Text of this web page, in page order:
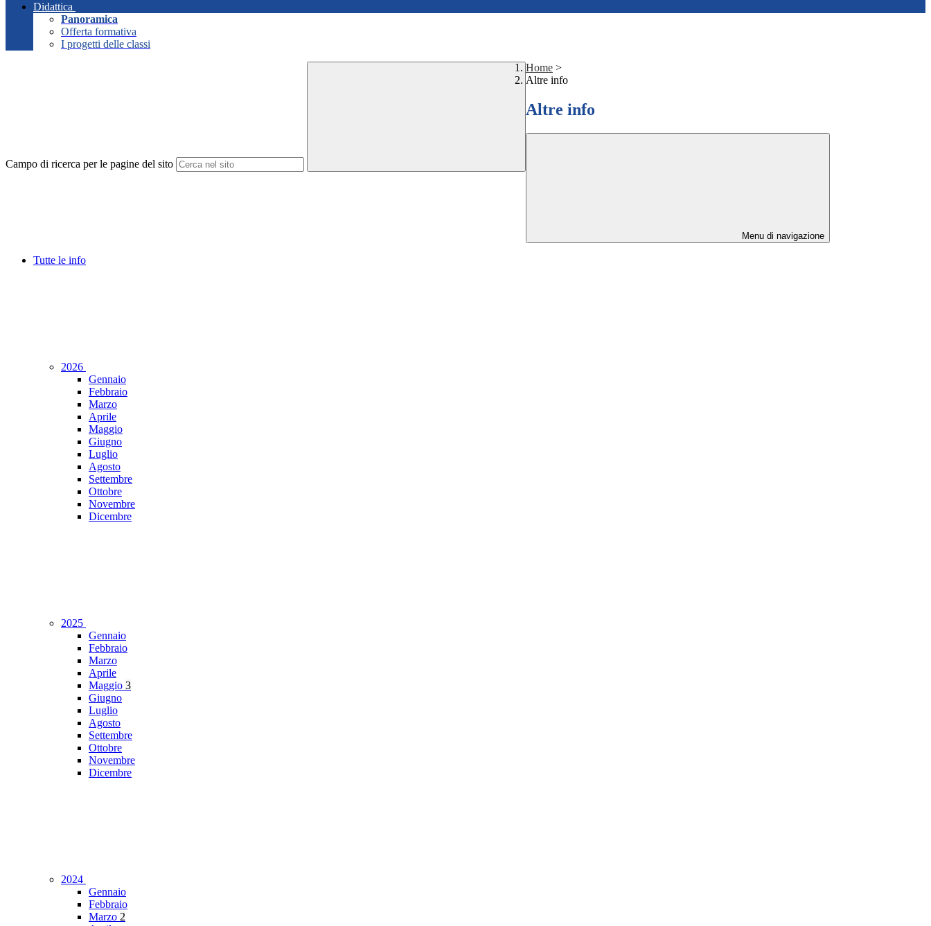
Didattica
Panoramica
Offerta formativa
I progetti delle classi
Campo di ricerca per le pagine del sito
Home >
Altre info
Altre info
Menu di navigazione
Tutte le info
2026
Gennaio
Febbraio
Marzo
Aprile
Maggio
Giugno
Luglio
Agosto
Settembre
Ottobre
Novembre
Dicembre
2025
Gennaio
Febbraio
Marzo
Aprile
Maggio 3
Giugno
Luglio
Agosto
Settembre
Ottobre
Novembre
Dicembre
2024
Gennaio
Febbraio
Marzo 2